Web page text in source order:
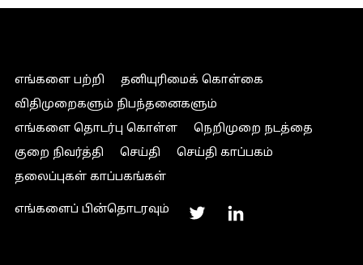
எங்களை பற்றி
தனியுரிமைக் கொள்கை
விதிமுறைகளும் நிபந்தனைகளும்
எங்களை தொடர்பு கொள்ள
நெறிமுறை நடத்தை
குறை நிவர்த்தி
செய்தி
செய்தி காப்பகம்
தலைப்புகள் காப்பகங்கள்
எங்களைப் பின்தொடரவும்